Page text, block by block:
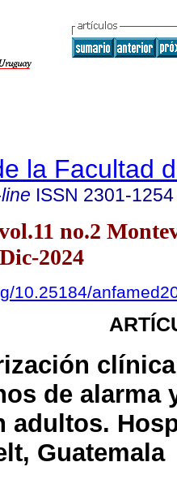
la Facultad
ISSN 2301-1254
no.2
2024
10.25184/
de alarma
adultos.
Guatemala